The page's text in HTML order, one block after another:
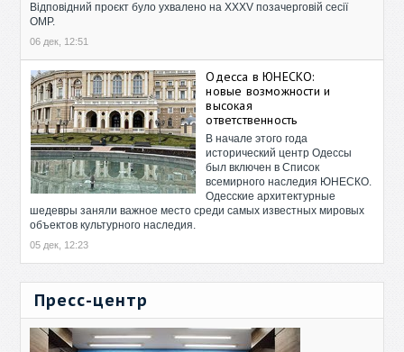
Відповідний проєкт було ухвалено на XXXV позачерговій сесії
ОМР.
06 дек, 12:51
Одесса в ЮНЕСКО:
новые возможности и
высокая
ответственность
В начале этого года
исторический центр Одессы
был включен в Список
всемирного наследия ЮНЕСКО.
Одесские архитектурные
шедевры заняли важное место среди самых известных мировых
объектов культурного наследия.
05 дек, 12:23
Пресс-центр